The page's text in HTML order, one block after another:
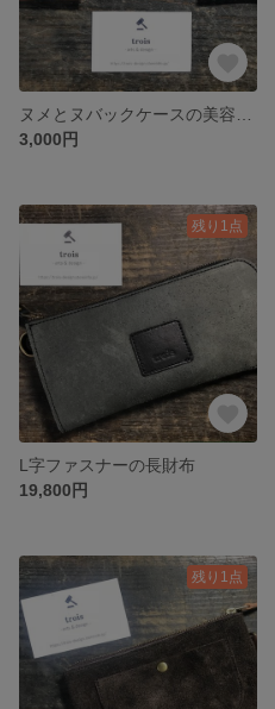
3,000円
残り1点
L字ファスナーの長財布
19,800円
残り1点